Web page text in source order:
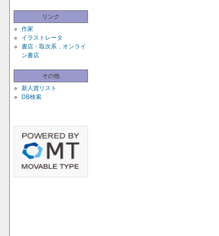
リンク
作家
イラストレータ
書店・取次系，オンライ
ン書店
その他
新人賞リスト
DB検索